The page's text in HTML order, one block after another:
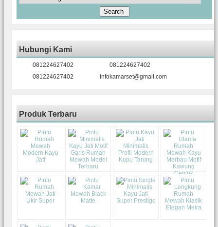
Hubungi Kami
081224627402
081224627402
081224627402
infokamarset@gmail.com
Produk Terbaru